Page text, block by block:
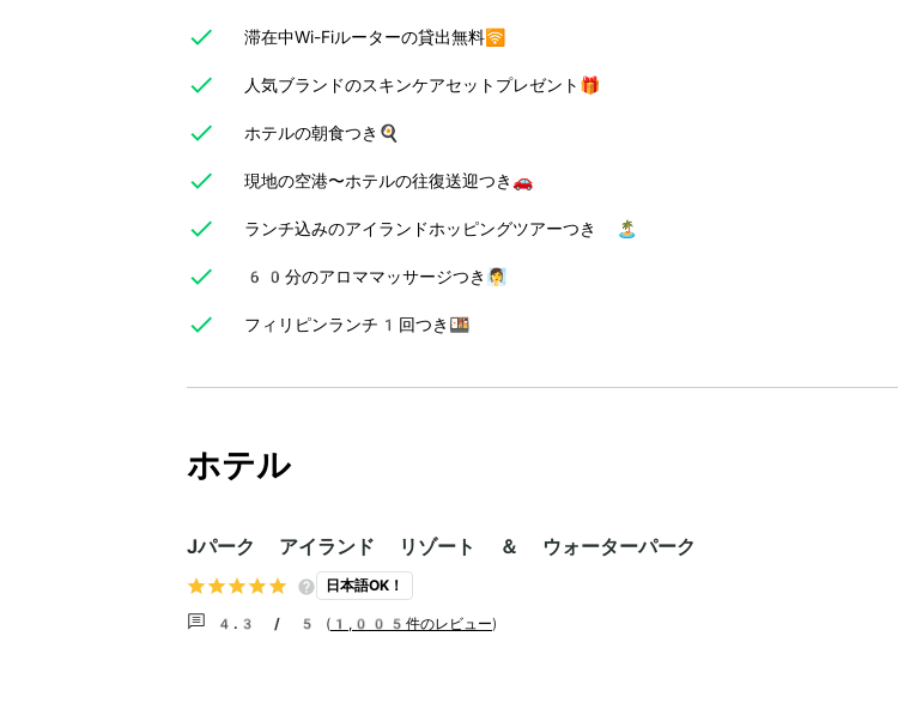
滞在中Wi-Fiルーターの貸出無料🛜
人気ブランドのスキンケアセットプレゼント🎁
ホテルの朝食つき🍳
現地の空港〜ホテルの往復送迎つき🚗
ランチ込みのアイランドホッピングツアーつき 🏝
60分のアロママッサージつき🧖‍♀️
フィリピンランチ1回つき🍱
ホテル
Jパーク アイランド リゾート ＆ ウォーターパーク
日本語OK！
4.3 / 5 ( 1,005件のレビュー)